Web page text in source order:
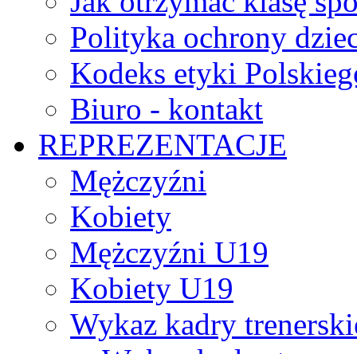
Polityka ochrony
Kodeks etyki
Biuro - kontakt
REPREZENTACJE
Mężczyźni
Kobiety
Mężczyźni U19
Kobiety U19
Wykaz kadry